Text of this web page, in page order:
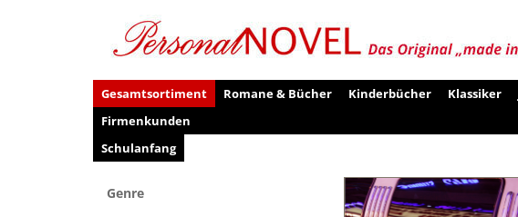
Gesamtsortiment Romane & Bücher Kinderbücher Klassiker
Firmenkunden
Schulanfang
Genre